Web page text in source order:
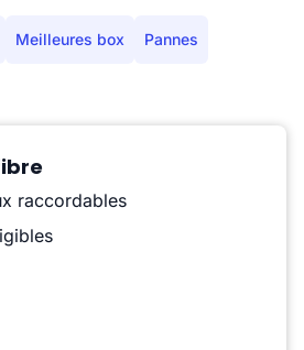
Meilleures box Pannes
raccordables